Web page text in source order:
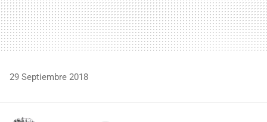
29 Septiembre 2018